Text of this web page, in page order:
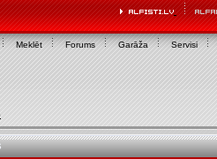
Meklēt Forums Garāža Servisi